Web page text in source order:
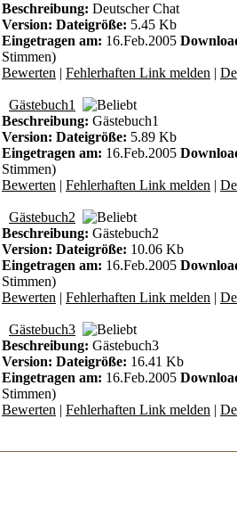
Beschreibung: Deutscher Chat
Version: Dateigröße: 5.45 Kb
Eingetragen am: 16.Feb.2005
Stimmen)
Bewerten | Fehlerhaften Link melden |
Gästebuch1
Beschreibung: Gästebuch1
Version: Dateigröße: 5.89 Kb
Eingetragen am: 16.Feb.2005
Stimmen)
Bewerten | Fehlerhaften Link melden |
Gästebuch2
Beschreibung: Gästebuch2
Version: Dateigröße: 10.06 Kb
Eingetragen am: 16.Feb.2005
Stimmen)
Bewerten | Fehlerhaften Link melden |
Gästebuch3
Beschreibung: Gästebuch3
Version: Dateigröße: 16.41 Kb
Eingetragen am: 16.Feb.2005
Stimmen)
Bewerten | Fehlerhaften Link melden |